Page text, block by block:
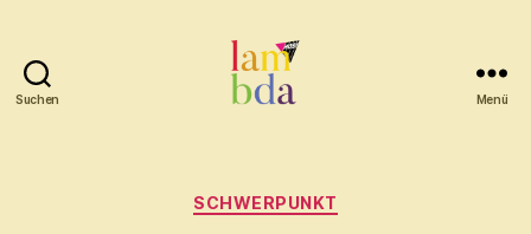
Suchen Menü
Kategorien
SCHWERPUNKT